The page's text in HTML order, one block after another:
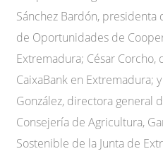
Sánchez Bardón, presidenta
de Oportunidades de
Extremadura; César
CaixaBank en Extremadura;
González, directora general
Consejería de Agricultura,
Sostenible de la Junta de